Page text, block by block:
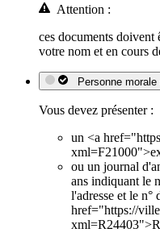
Attention :
ces documents doivent
votre nom et en cours
Personne
Vous devez présenter :
un <a
ou un journal
ans indiquant le
l'adresse et le n°
href="https://